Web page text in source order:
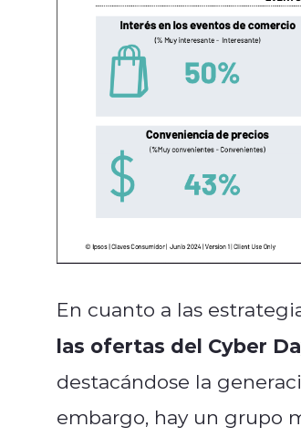
En cuanto a las
las ofertas del Cyber
destacándose la
embargo, hay un grupo